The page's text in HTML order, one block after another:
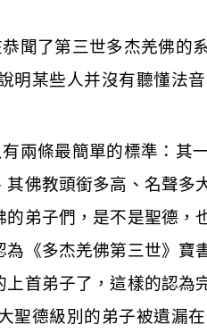
聞了第三世多杰羌佛的
明某些人并沒有聽懂法
兩條最簡單的標準：其
佛教頭銜多高、名聲
弟子們，是不是聖德
《多杰羌佛第三世》
首弟子了，這樣的認
聖德級別的弟子被遺漏